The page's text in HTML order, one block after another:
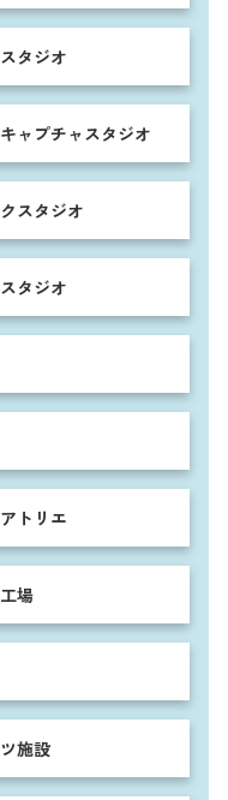
タジオ
ャプチャスタジオ
スタジオ
タジオ
トリエ
場
施設